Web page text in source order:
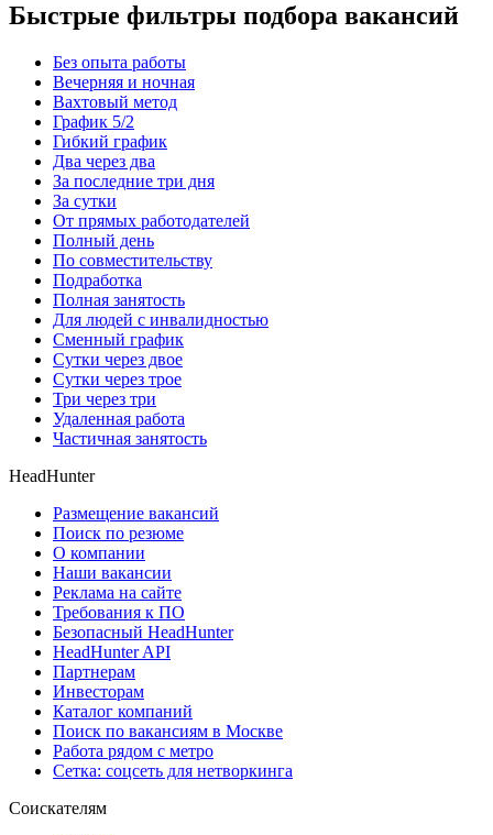
Быстрые фильтры подбора вакансий
Без опыта работы
Вечерняя и ночная
Вахтовый метод
График 5/2
Гибкий график
Два через два
За последние три дня
За сутки
От прямых работодателей
Полный день
По совместительству
Подработка
Полная занятость
Для людей с инвалидностью
Сменный график
Сутки через двое
Сутки через трое
Три через три
Удаленная работа
Частичная занятость
HeadHunter
Размещение вакансий
Поиск по резюме
О компании
Наши вакансии
Реклама на сайте
Требования к ПО
Безопасный HeadHunter
HeadHunter API
Партнерам
Инвесторам
Каталог компаний
Поиск по вакансиям в Москве
Работа рядом с метро
Сетка: соцсеть для нетворкинга
Соискателям